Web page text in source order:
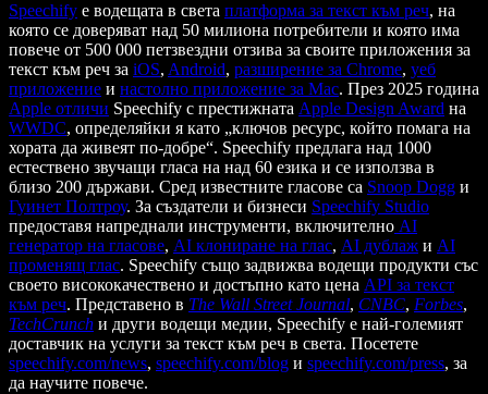
Speechify е водещата в света платформа за текст към реч, на
която се доверяват над 50 милиона потребители и която има
повече от 500 000 петзвездни отзива за своите приложения за
текст към реч за iOS, Android, разширение за Chrome, уеб
приложение и настолно приложение за Mac. През 2025 година
Apple отличи Speechify с престижната Apple Design Award на
WWDC, определяйки я като „ключов ресурс, който помага на
хората да живеят по-добре“. Speechify предлага над 1000
естествено звучащи гласа на над 60 езика и се използва в
близо 200 държави. Сред известните гласове са Snoop Dogg и
Гуинет Полтроу. За създатели и бизнеси Speechify Studio
предоставя напреднали инструменти, включително AI
генератор на гласове, AI клониране на глас, AI дублаж и AI
променящ глас. Speechify също задвижва водещи продукти със
своето висококачествено и достъпно като цена API за текст
към реч. Представено в The Wall Street Journal, CNBC, Forbes,
TechCrunch и други водещи медии, Speechify е най-големият
доставчик на услуги за текст към реч в света. Посетете
speechify.com/news, speechify.com/blog и speechify.com/press, за
да научите повече.